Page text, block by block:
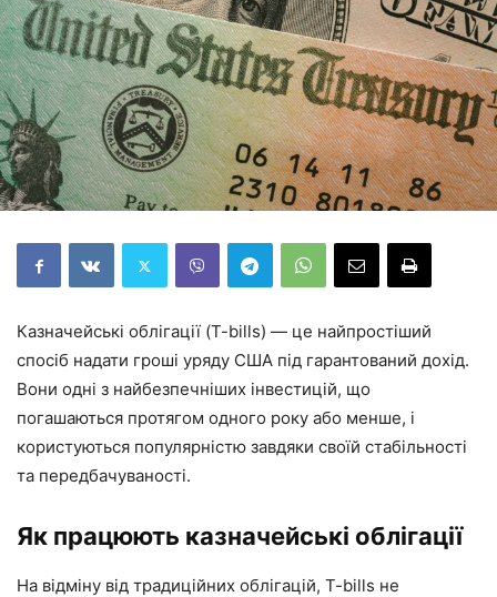
Казначейські облігації (T-bills) — це найпростіший
спосіб надати гроші уряду США під гарантований дохід.
Вони одні з найбезпечніших інвестицій, що
погашаються протягом одного року або менше, і
користуються популярністю завдяки своїй стабільності
та передбачуваності.
Як працюють казначейські облігації
На відміну від традиційних облігацій, T-bills не